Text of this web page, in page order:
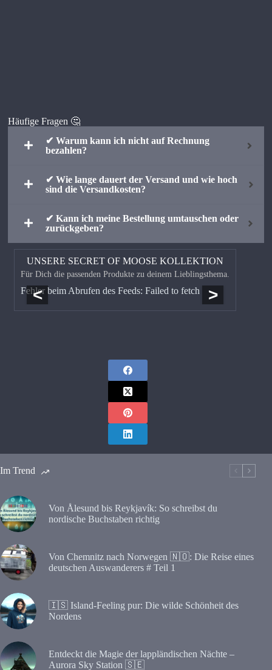
Häufige Fragen 🤔
✔ Warum kann ich nicht auf Rechnung
bezahlen?
✔ Wie lange dauert der Versand und wie hoch
sind die Versandkosten?
✔ Kann ich meine Bestellung umtauschen oder
zurückgeben?
UNSERE SECRET OF MOOSE KOLLEKTION
Für Dich die passenden Produkte zu deinem Lieblingsthema.
<
Fehler beim Abrufen des Feeds: Failed to fetch >
Im Trend
Von Ålesund bis Reykjavík: So schreibst du
nordische Buchstaben richtig
Von Chemnitz nach Norwegen 🇳🇴: Die Reise eines
deutschen Auswanderers # Teil 1
🇮🇸 Island-Feeling pur: Die wilde Schönheit des
Nordens
Entdeckt die Magie der lappländischen Nächte –
Aurora Sky Station 🇸🇪